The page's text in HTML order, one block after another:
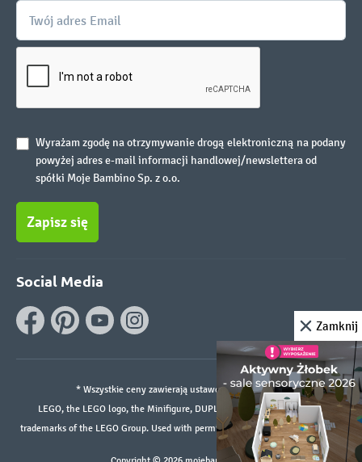
Wyrażam zgodę na otrzymywanie drogą elektroniczną na podany
powyżej adres e-mail informacji handlowej/newslettera od
spółki Moje Bambino Sp. z o.o.
Zapisz się
Social Media
* Wszystkie ceny zawierają ustawowy podatek VAT.
LEGO, the LEGO logo, the Minifigure, DUPLO, and the SPIKE logo are
trademarks of the LEGO Group. Used with permission. ©2026 The LEGO Group
Zamknij